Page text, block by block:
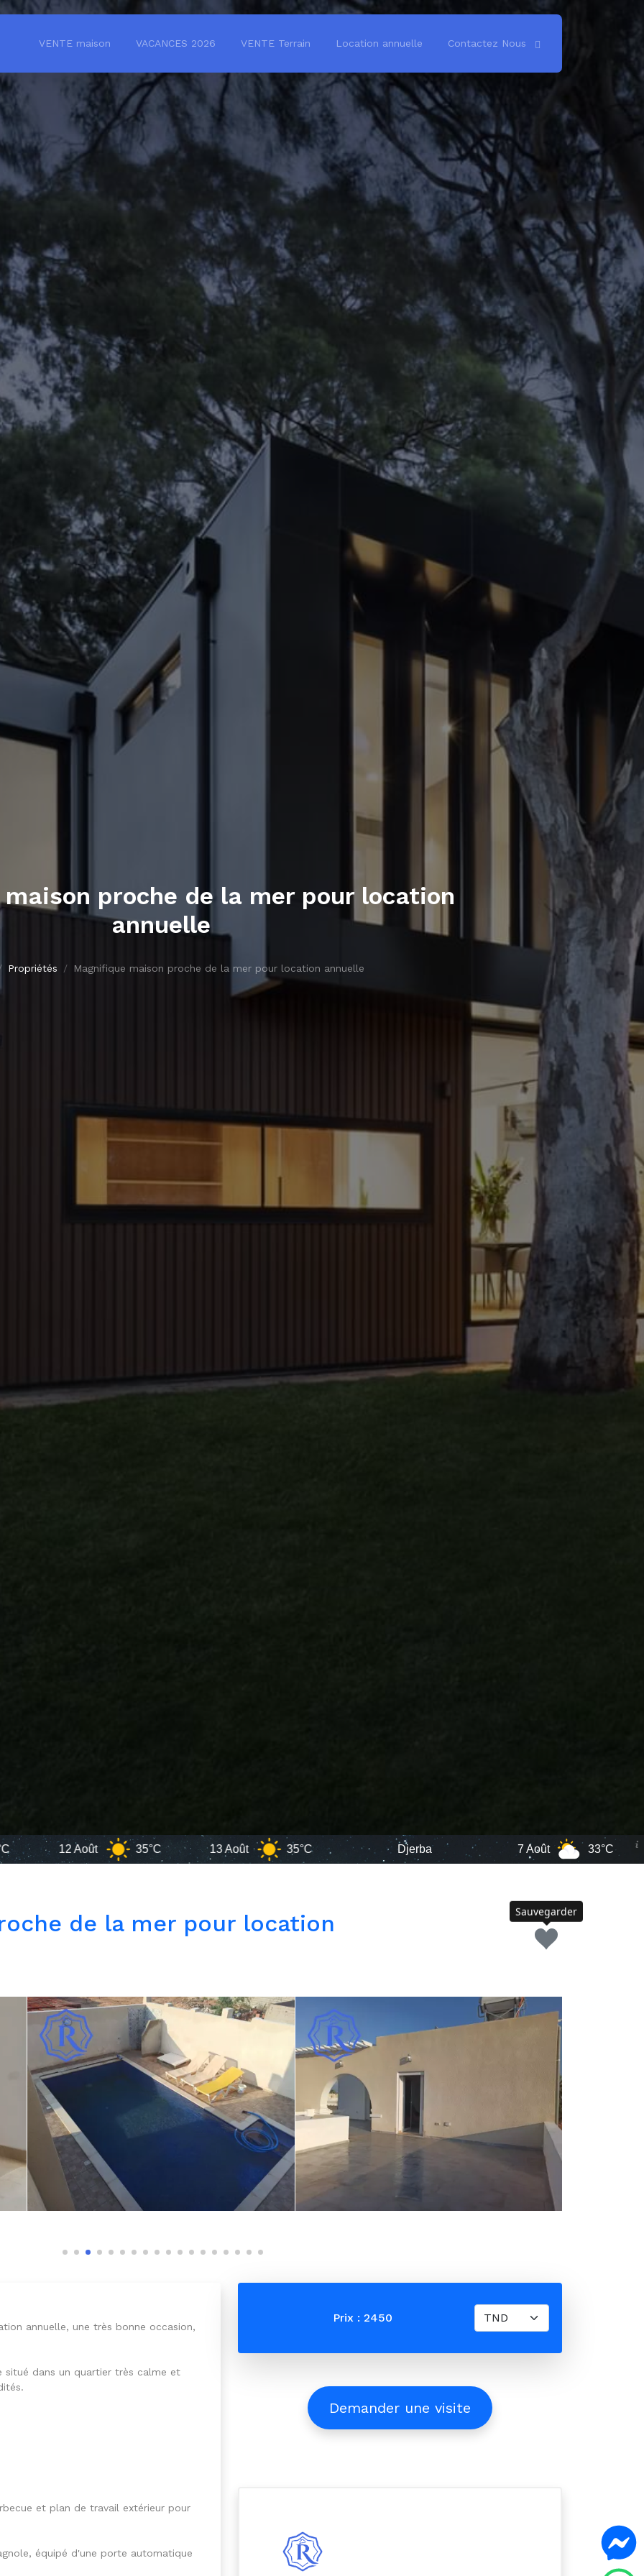
VENTE maison VACANCES 2026 VENTE Terrain Location annuelle Contactez Nous
proche de la mer pour location
annuelle
Propriétés Magnifique maison proche de la mer pour location annuelle
35°C 13 Août 35°C Djerba 7 Août 33°C 8 Août
de la mer pour location
annuelle, une très bonne occasion,
situé dans un quartier très calme et
et plan de travail extérieur pour
équipé d'une porte automatique
Prix : 2450
Demander une visite
Sauvegarder